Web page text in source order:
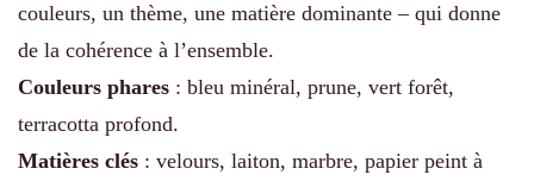
couleurs, un thème, une matière dominante – qui donne
de la cohérence à l’ensemble.
Couleurs phares : bleu minéral, prune, vert forêt,
terracotta profond.
Matières clés : velours, laiton, marbre, papier peint à